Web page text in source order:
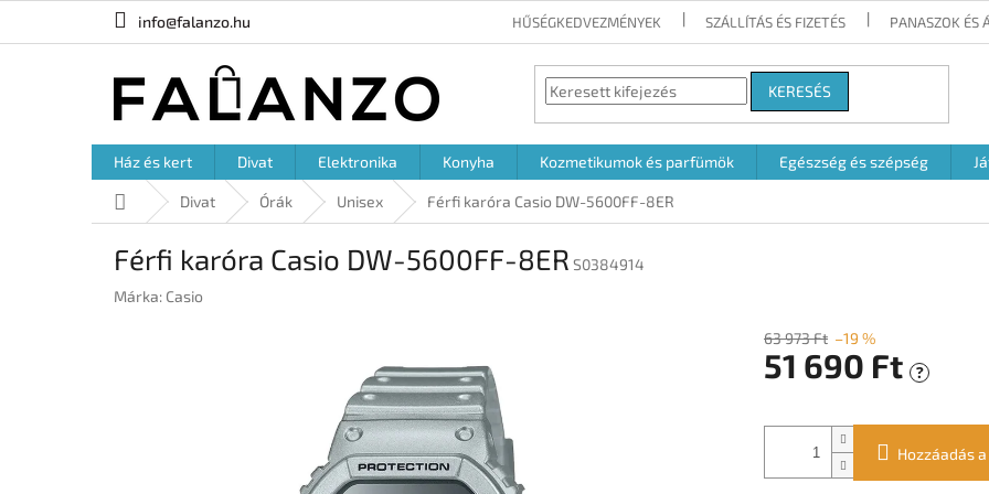
info@falanzo.hu HŰSÉGKEDVEZMÉNYEK SZÁLLÍTÁS ÉS FIZETÉS PANASZOK ÉS
KERESÉS
Ház és kert Divat Elektronika Konyha Kozmetikumok és parfümök Egészség és szépség
KezdőlapDivat Órák Unisex Férfi karóra Casio DW-5600FF-8ER
Férfi karóra Casio DW-5600FF-8ER S0384914
Márka: Casio
63 973 Ft –19 %
51 690 Ft ?
Hozzáadás